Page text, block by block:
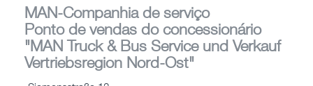
MAN-Companhia de serviço
Ponto de vendas do concessionário
"MAN Truck & Bus Service und Verkauf
Vertriebsregion Nord-Ost"